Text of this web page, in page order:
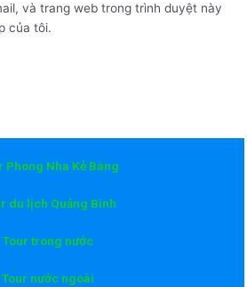
và trang web trong trình duyệt này
của tôi.
Phong Nha Kẻ Bàng
du lịch Quảng Bình
Tour trong nước
Tour nước ngoài